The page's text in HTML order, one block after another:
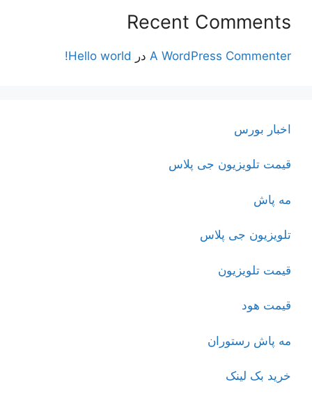
Recent Comments
A WordPress Commenter در Hello world!
اخبار بورس
قیمت تلویزیون جی پلاس
مه پاش
تلویزیون جی پلاس
قیمت تلویزیون
قیمت هود
مه پاش رستوران
خرید بک لینک